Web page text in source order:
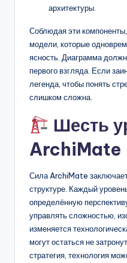
архитектуры.
Соблюдая эти
модели, которые
ясность. Диаграмма
первого взгляда. Если
легенда, чтобы понять
слишком сложна.
Шесть
ArchiMate
Сила ArchiMate
структуре. Каждый
определённую
управлять сложностью,
изменяется
могут остаться не
стратегия, технология